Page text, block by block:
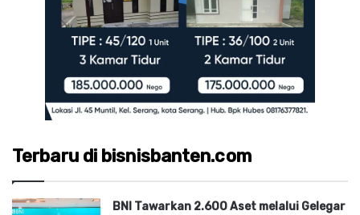
Terbaru di bisnisbanten.com
BNI Tawarkan 2.600 Aset melalui Gelegar